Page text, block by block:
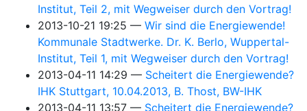
Institut, Teil 2, mit Wegweiser durch den Vortrag!
2013-10-21 19:25
Wir sind die Energiewende!
Kommunale Stadtwerke. Dr. K. Berlo, Wuppertal-
Institut, Teil 1, mit Wegweiser durch den Vortrag!
2013-04-11 14:29
Scheitert die Energiewende?
IHK Stuttgart, 10.04.2013, B. Thost, BW-IHK
2013-04-11 13:57
Scheitert die Energiewende?